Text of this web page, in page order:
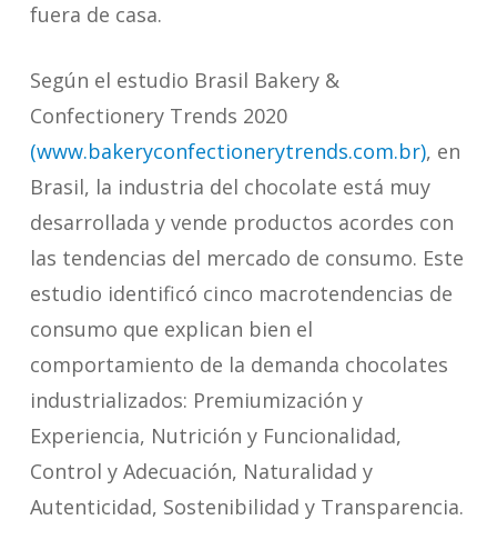
fuera de casa.
Según el estudio Brasil Bakery &
Confectionery Trends 2020
(www.bakeryconfectionerytrends.com.br), en
Brasil, la industria del chocolate está muy
desarrollada y vende productos acordes con
las tendencias del mercado de consumo. Este
estudio identificó cinco macrotendencias de
consumo que explican bien el
comportamiento de la demanda chocolates
industrializados: Premiumización y
Experiencia, Nutrición y Funcionalidad,
Control y Adecuación, Naturalidad y
Autenticidad, Sostenibilidad y Transparencia.